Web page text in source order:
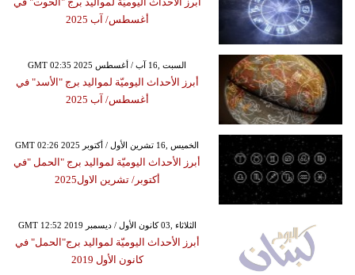
أغسطس/ آب 2025
GMT 02:35 2025 السبت ,16 آب / أغسطس
أبرز الأحداث اليوميّة لمواليد برج "الأسد" في
أغسطس/ آب 2025
GMT 02:26 2025 الخميس ,16 تشرين الأول / أكتوبر
أبرز الأحداث اليوميّة لمواليد برج "الحمل "في
أكتوبر/ تشرين الاول2025
GMT 12:52 2019 الثلاثاء ,03 كانون الأول / ديسمبر
أبرز الأحداث اليوميّة لمواليد برج"الحمل" في
كانون الأول 2019